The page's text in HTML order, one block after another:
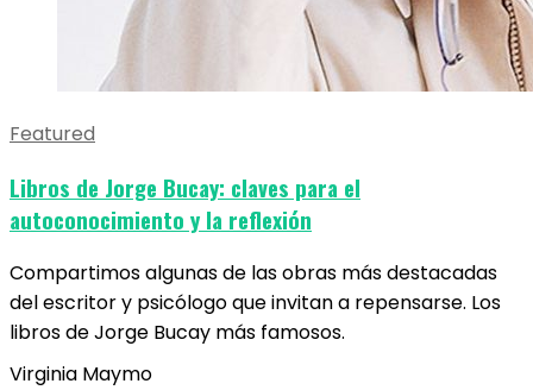
Featured
Libros de Jorge Bucay: claves para el
autoconocimiento y la reflexión
Compartimos algunas de las obras más destacadas
del escritor y psicólogo que invitan a repensarse. Los
libros de Jorge Bucay más famosos.
Virginia Maymo